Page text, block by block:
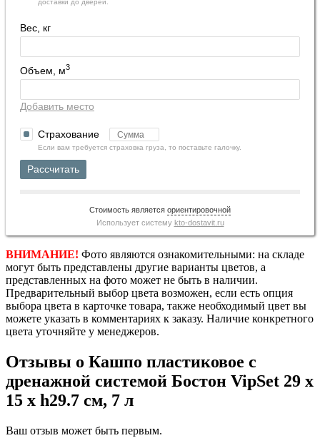
доставки до дверей.
Вес, кг
Объем, м3
Добавить место
Страхование
Если вам требуется страховка груза, то поставьте галочку.
Рассчитать
Стоимость является ориентировочной
Использует систему kto-dostavit.ru
ВНИМАНИЕ! Фото являются ознакомительными: на складе
могут быть представлены другие варианты цветов, а
представленных на фото может не быть в наличии.
Предварительный выбор цвета возможен, если есть опция
выбора цвета в карточке товара, также необходимый цвет вы
можете указать в комментариях к заказу. Наличие конкретного
цвета уточняйте у менеджеров.
Отзывы о Кашпо пластиковое с
дренажной системой Бостон VipSet 29 х
15 х h29.7 см, 7 л
Ваш отзыв может быть первым.